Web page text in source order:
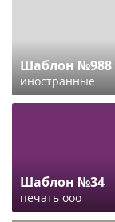
Шаблон №988
иностранные
Шаблон №34
печать ооо